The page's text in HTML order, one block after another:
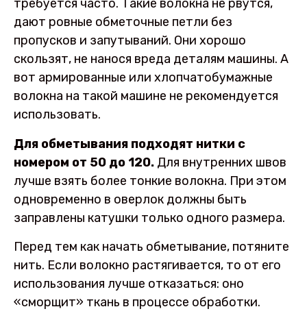
требуется часто. Такие волокна не рвутся,
дают ровные обметочные петли без
пропусков и запутываний. Они хорошо
скользят, не нанося вреда деталям машины. А
вот армированные или хлопчатобумажные
волокна на такой машине не рекомендуется
использовать.
Для обметывания подходят нитки с
номером от 50 до 120. Для внутренних швов
лучше взять более тонкие волокна. При этом
одновременно в оверлок должны быть
заправлены катушки только одного размера.
Перед тем как начать обметывание, потяните
нить. Если волокно растягивается, то от его
использования лучше отказаться: оно
«сморщит» ткань в процессе обработки.